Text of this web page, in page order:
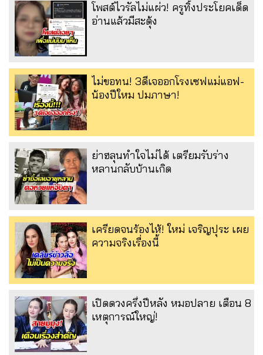
โพสต์ไวรัลไม่แผ่ว! ครูทิ้งประโยคเด็ด
อ่านแล้วมีสะดุ้ง
ไม่ขอทน! 3ดีเจออกโรงเซฟแม่แอฟ-
น้องปีใหม ปมภาษา!
ย่าฮลุนทำใจไม่ได้ เตรียมรับร่าง
หลานกลับบ้านเกิด
เครียดจนร้องไห้! ใหม่ เจริญปุระ เผย
ความจริงเรื่องนี้
เปิดดวงครึ่งปีหลัง หมอปลาย เตือน 8
เหตุการณ์ใหญ่!